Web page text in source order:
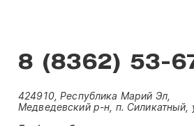
8 (8362) 53-
424910, Республика Марий Эл,
Медведевский р-н, п. Силикатный,